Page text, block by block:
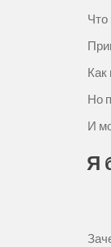
Что
Как
Но
И
Я